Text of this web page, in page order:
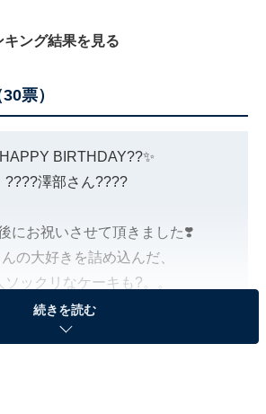
キング結果を見る
票）
BIRTHDAY??✨
????澤部さん????
にお祝いさせて頂きました❣️
の大好きを詰め込んだ、
ソックリなケーキも?。。
敵な１年になりますように❣️
続きを読む